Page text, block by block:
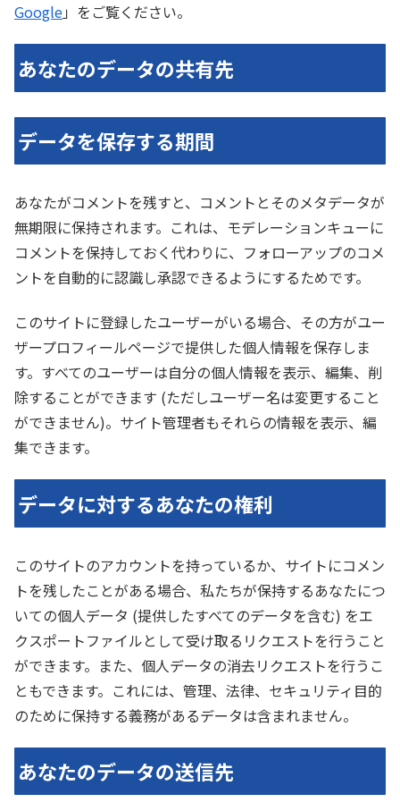
Google」をご覧ください。
あなたのデータの共有先
データを保存する期間
あなたがコメントを残すと、コメントとそのメタデータが
無期限に保持されます。これは、モデレーションキューに
コメントを保持しておく代わりに、フォローアップのコメ
ントを自動的に認識し承認できるようにするためです。
このサイトに登録したユーザーがいる場合、その方がユー
ザープロフィールページで提供した個人情報を保存しま
す。すべてのユーザーは自分の個人情報を表示、編集、削
除することができます (ただしユーザー名は変更すること
ができません)。サイト管理者もそれらの情報を表示、編
集できます。
データに対するあなたの権利
このサイトのアカウントを持っているか、サイトにコメン
トを残したことがある場合、私たちが保持するあなたにつ
いての個人データ (提供したすべてのデータを含む) をエ
クスポートファイルとして受け取るリクエストを行うこと
ができます。また、個人データの消去リクエストを行うこ
ともできます。これには、管理、法律、セキュリティ目的
のために保持する義務があるデータは含まれません。
あなたのデータの送信先